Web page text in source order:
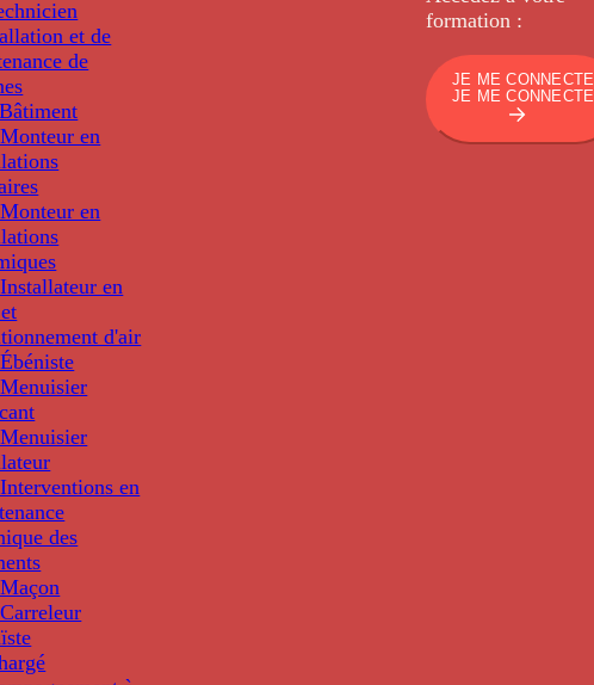
et de
de
en
en
en
d'air
en
des
formation :
JE ME CONNECTE
JE ME CONNECTE